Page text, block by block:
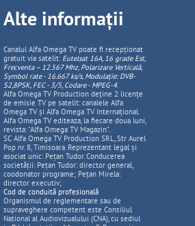
Alte informații
Canalul Alfa Omega TV poate fi recepționat
gratuit via satelit: Eutelsat 16A, 16 grade Est,
Frecventa – 12.567 Mhz, PolarizareVerticală,
Symbol rate - 16.667 ks/s, Modulație: DVB-
S2,8PSK, FEC - 3/5, Codare - MPEG-4.
Alfa Omega TV Production deține 2 licențe
de emisie TV pe satelit: canalele Alfa
Omega TV și Alfa Omega TV Internațional.
Alfa Omega TV editeaza, la fiecare doua luni,
revista: "Alfa Omega TV Magazin".
SC Alfa Omega TV Production SRL, Str Aurel
Pop nr. 8, Timisoara. Reprezentant legal și
asociat unic: Pețan Tudor. Conducerea
societății: Pețan Tudor: director general,
coodonator programe; Pețan Mirela:
director executiv;
Cod de conduită profesională
Organismul de reglementare sau de
supraveghere competent este Consiliul
National al Audiovizualului (CNA), cu sediul